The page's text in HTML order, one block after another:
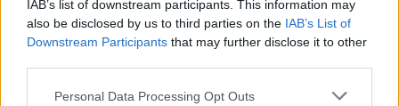
IAB’s list of downstream participants. This information may
also be disclosed by us to third parties on the IAB’s List of
Downstream Participants that may further disclose it to other
Please note that this website/app uses one or more Google
Personal Data Processing Opt Outs
elodázhatatlan és elkerülhetetlen.
KIPRÓBÁLOM 200 FT-ÉRT
Már előfizetőnk?Ha már regisztrált a Rubicon
Online-on, kattintson ide:BELÉPÉS.
Ha még nem